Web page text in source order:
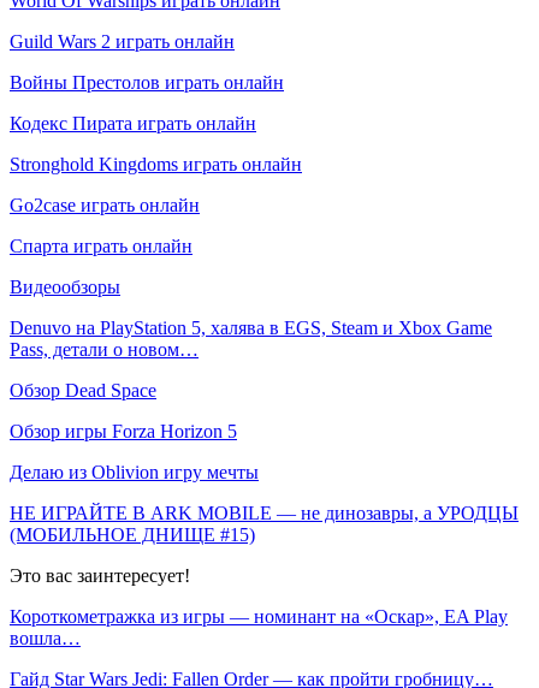
Guild Wars 2 играть онлайн
Войны Престолов играть онлайн
Кодекс Пирата играть онлайн
Stronghold Kingdoms играть онлайн
Go2case играть онлайн
Спарта играть онлайн
Видеообзоры
Denuvo на PlayStation 5, халява в EGS, Steam и Xbox Game
Pass, детали о новом…
Обзор Dead Space
Обзор игры Forza Horizon 5
Делаю из Oblivion игру мечты
НЕ ИГРАЙТЕ В ARK MOBILE — не динозавры, а УРОДЦЫ
(МОБИЛЬНОЕ ДНИЩЕ #15)
Это вас заинтересует!
Короткометражка из игры — номинант на «Оскар», EA Play
вошла…
Гайд Star Wars Jedi: Fallen Order — как пройти гробницу…